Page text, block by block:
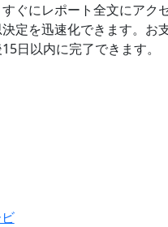
すぐにレポート全文にアク
定を迅速化できます。お
日以内に完了できます。